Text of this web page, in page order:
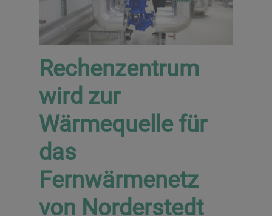
Rechenzentrum
wird zur
Wärmequelle für
das
Fernwärmenetz
von Norderstedt